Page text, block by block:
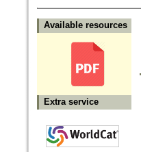
Available resources
Extra service